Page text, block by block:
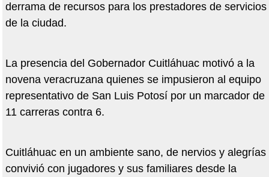
derrama de recursos para los prestadores de servicios
de la ciudad.
La presencia del Gobernador Cuitláhuac motivó a la
novena veracruzana quienes se impusieron al equipo
representativo de San Luis Potosí por un marcador de
11 carreras contra 6.
Cuitláhuac en un ambiente sano, de nervios y alegrías
convivió con jugadores y sus familiares desde la